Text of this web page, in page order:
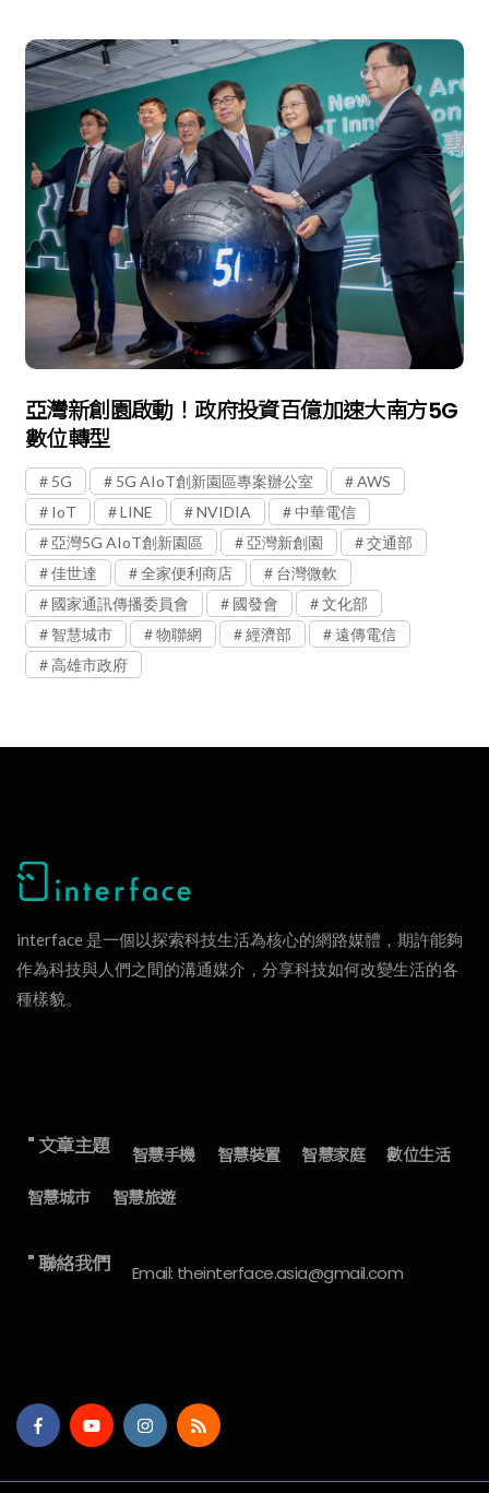
亞灣新創園啟動！政府投資百億加速大南方5G
數位轉型
5G 5G AIoT創新園區專案辦公室
AWS
IoT
LINE NVIDIA
中華電信
亞灣5G AIoT創新園區
亞灣新創園
交通部
佳世達
全家便利商店
台灣微軟
國家通訊傳播委員會
國發會
文化部
智慧城市
物聯網 經濟部
遠傳電信
高雄市政府
interface 是一個以探索科技生活為核心的網路媒體，期許能夠
作為科技與人們之間的溝通媒介，分享科技如何改變生活的各
種樣貌。
" 文章主題 智慧手機 智慧裝置 智慧家庭
數位生活
智慧城市
智慧旅遊
" 聯絡我們 Email: theinterface.asia@gmail.com